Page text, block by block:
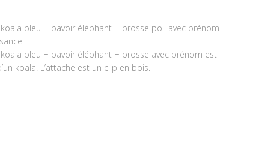
bleu + bavoir éléphant + brosse poil avec prénom
bleu + bavoir éléphant + brosse avec prénom est
koala. L’attache est un clip en bois.